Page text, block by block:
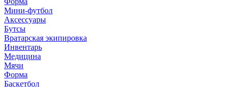
Мини-футбол
Аксессуары
Бутсы
Вратарская экипировка
Инвентарь
Медицина
Мячи
Форма
Баскетбол